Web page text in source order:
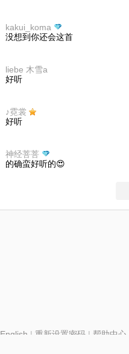
kakui_koma
没想到你还会这首
liebe 木雪a
好听
♪霓裳
好听
神经菩菩
的确蛮好听的😍
English | 重新设置密码| 帮助中心